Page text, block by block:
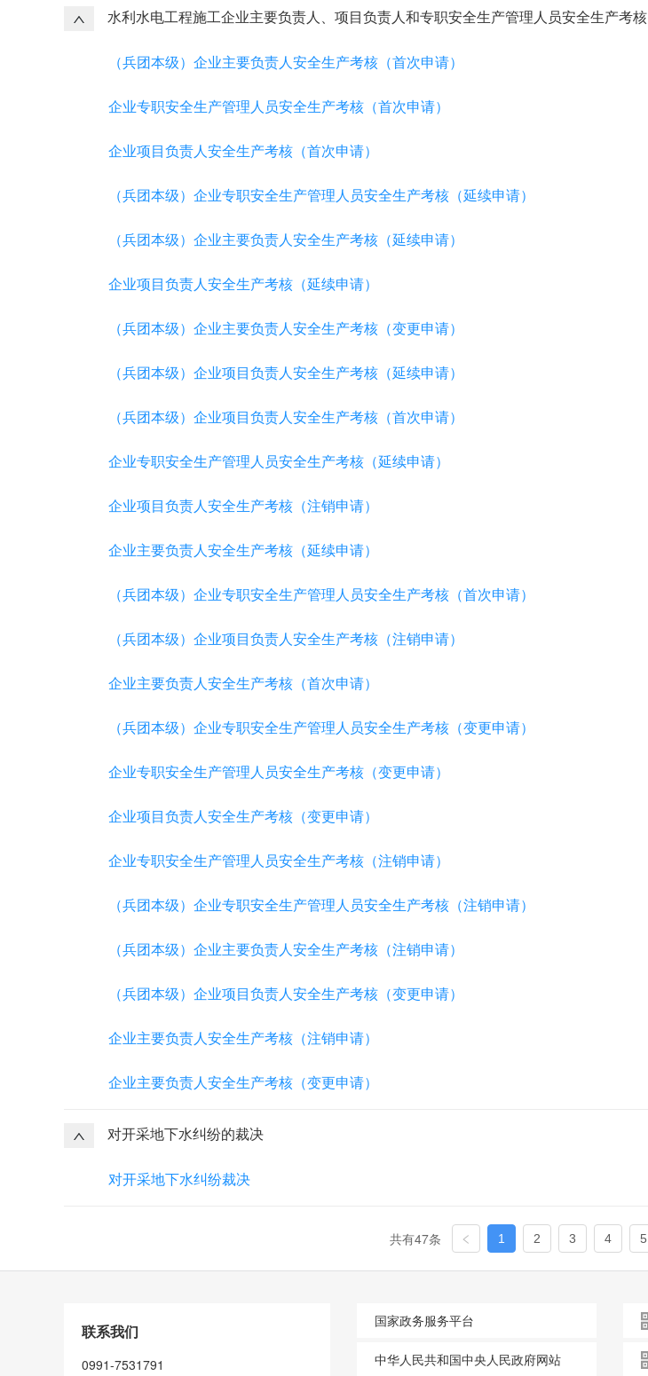
水利水电工程施工企业主要负责人、项目负责人和专职安全生产管理人员安全生产考核
（兵团本级）企业主要负责人安全生产考核（首次申请）
企业专职安全生产管理人员安全生产考核（首次申请）
企业项目负责人安全生产考核（首次申请）
（兵团本级）企业专职安全生产管理人员安全生产考核（延续申请）
（兵团本级）企业主要负责人安全生产考核（延续申请）
企业项目负责人安全生产考核（延续申请）
（兵团本级）企业主要负责人安全生产考核（变更申请）
（兵团本级）企业项目负责人安全生产考核（延续申请）
（兵团本级）企业项目负责人安全生产考核（首次申请）
企业专职安全生产管理人员安全生产考核（延续申请）
企业项目负责人安全生产考核（注销申请）
企业主要负责人安全生产考核（延续申请）
（兵团本级）企业专职安全生产管理人员安全生产考核（首次申请）
（兵团本级）企业项目负责人安全生产考核（注销申请）
企业主要负责人安全生产考核（首次申请）
（兵团本级）企业专职安全生产管理人员安全生产考核（变更申请）
企业专职安全生产管理人员安全生产考核（变更申请）
企业项目负责人安全生产考核（变更申请）
企业专职安全生产管理人员安全生产考核（注销申请）
（兵团本级）企业专职安全生产管理人员安全生产考核（注销申请）
（兵团本级）企业主要负责人安全生产考核（注销申请）
（兵团本级）企业项目负责人安全生产考核（变更申请）
企业主要负责人安全生产考核（注销申请）
企业主要负责人安全生产考核（变更申请）
对开采地下水纠纷的裁决
对开采地下水纠纷裁决
共有47条 1 2 3 4 5
联系我们
0991-7531791
国家政务服务平台
中华人民共和国中央人民政府网站